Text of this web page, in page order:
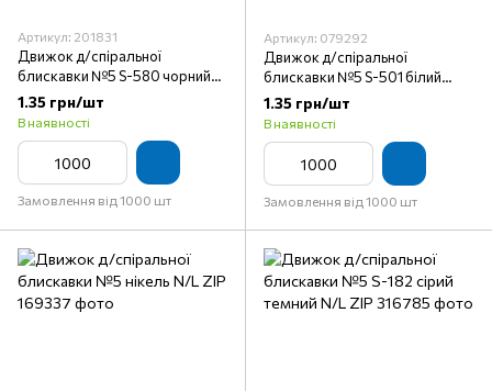
Артикул: 201831
Движок д/спіральної
блискавки №5 S-580 чорний
пуллер лампочка A/L ZIP
1.35 грн/шт
В наявності
Замовлення від 1000 шт
Артикул: 079292
Движок д/спіральної
блискавки №5 S-501 білий
пуллер лампочка N/L ZIP
1.35 грн/шт
В наявності
Замовлення від 1000 шт